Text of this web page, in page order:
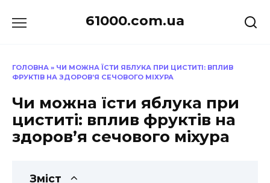
до
61000.com.ua
ГОЛОВНА » ЧИ МОЖНА ЇСТИ ЯБЛУКА ПРИ ЦИСТИТІ: ВПЛИВ
ФРУКТІВ НА ЗДОРОВ’Я СЕЧОВОГО МІХУРА
Чи можна їсти яблука при
циститі: вплив фруктів на
здоров’я сечового міхура
Зміст